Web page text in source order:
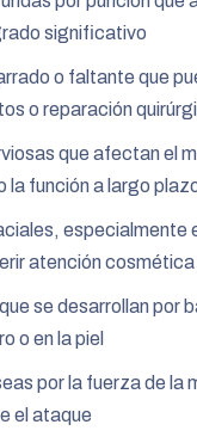
significativo
o faltante que
o reparación
que afectan el
la función a largo
especialmente
atención
se desarrollan por
o en la piel
por la fuerza de la
el ataque